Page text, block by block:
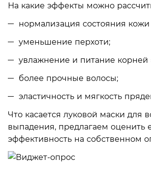
На какие эффекты можно
нормализация состояния кожи
уменьшение перхоти;
увлажнение и питание корней
более прочные волосы;
эластичность и мягкость
Что касается луковой маски для
выпадения, предлагаем оценить
эффективность на собственном